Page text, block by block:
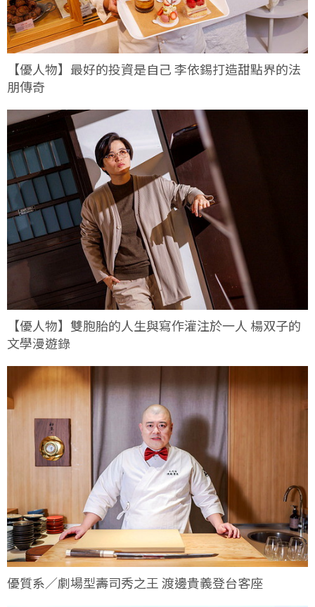
【優人物】最好的投資是自己 李依錫打造甜點界的法
朋傳奇
【優人物】雙胞胎的人生與寫作灌注於一人 楊双子的
文學漫遊錄
優質系／劇場型壽司秀之王 渡邊貴義登台客座